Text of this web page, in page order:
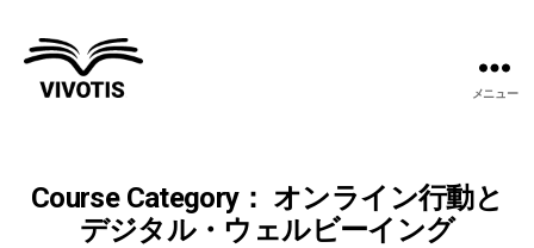
ィ
テ
メニュー
Course Category： オンライン行動と
デジタル・ウェルビーイング